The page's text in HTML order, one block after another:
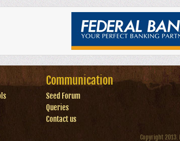
Communication
Seed Forum
Queries
Contact us
Copyright 2013.